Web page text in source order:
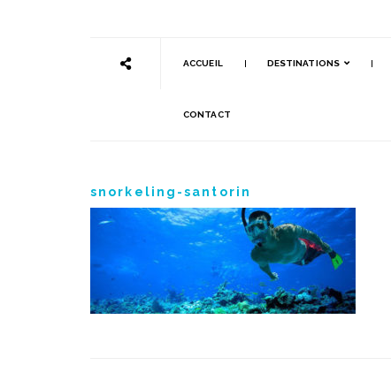
ACCUEIL DESTINATIONS
CONTACT
snorkeling-santorin